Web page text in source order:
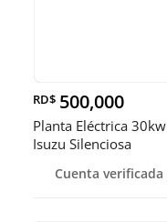
RD$ 500,000
Planta Eléctrica 30kw
Isuzu Silenciosa
Cuenta verificada